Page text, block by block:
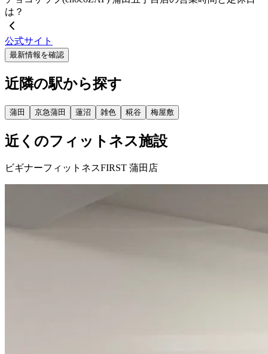
は？
公式サイト
最新情報を確認
近隣の駅から探す
蒲田 京急蒲田 蓮沼 雑色 糀谷 梅屋敷
近くのフィットネス施設
ビギナーフィットネスFIRST 蒲田店